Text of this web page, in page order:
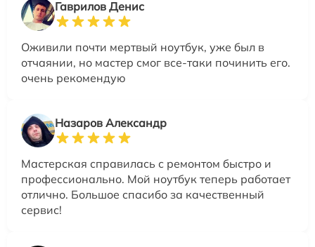
Гаврилов Денис
Оживили почти мертвый ноутбук, уже был в
отчаянии, но мастер смог все-таки починить его.
очень рекомендую
Назаров Александр
Мастерская справилась с ремонтом быстро и
профессионально. Мой ноутбук теперь работает
отлично. Большое спасибо за качественный
сервис!